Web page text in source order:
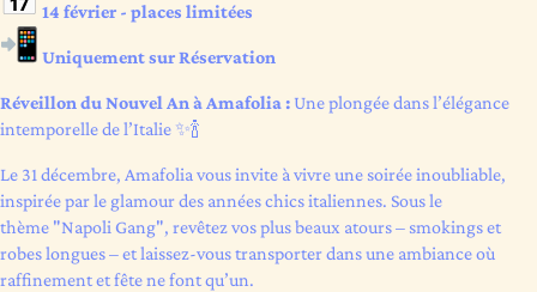
14 février - places limitées
Uniquement sur Réservation
Réveillon du Nouvel An à Amafolia : Une plongée dans l’élégance
intemporelle de l’Italie ✨🍾
Le 31 décembre, Amafolia vous invite à vivre une soirée inoubliable,
inspirée par le glamour des années chics italiennes. Sous le
thème "Napoli Gang", revêtez vos plus beaux atours – smokings et
robes longues – et laissez-vous transporter dans une ambiance où
raffinement et fête ne font qu’un.